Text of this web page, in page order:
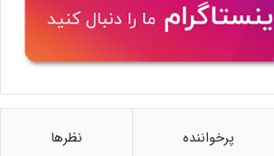
پرخواننده نظرها